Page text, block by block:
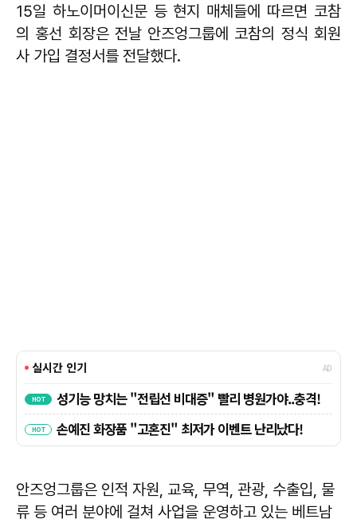
15일 하노이머이신문 등 현지 매체들에 따르면 코참
의 홍선 회장은 전날 안즈엉그룹에 코참의 정식 회원
사 가입 결정서를 전달했다.
안즈엉그룹은 인적 자원, 교육, 무역, 관광, 수출입, 물
류 등 여러 분야에 걸쳐 사업을 운영하고 있는 베트남